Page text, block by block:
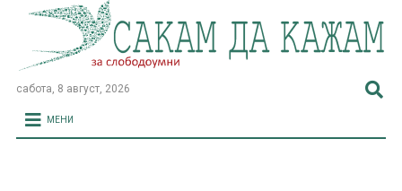
сабота, 8 август, 2026
МЕНИ